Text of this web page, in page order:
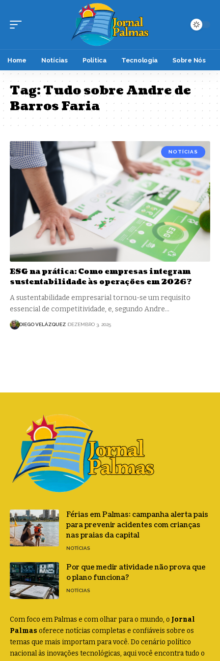
Home Notícias Política Tecnologia Sobre Nós
Tag:Tudo sobre Andre de
Barros Faria
NOTÍCIAS
ESG na prática: Como empresas integram
sustentabilidade às operações em 2026?
A sustentabilidade empresarial tornou-se um requisito
essencial de competitividade, e, segundo Andre…
DIEGO VELÁZQUEZ DEZEMBRO 3, 2025
Férias em Palmas: campanha alerta pais
para prevenir acidentes com crianças
nas praias da capital
NOTÍCIAS
Por que medir atividade não prova que
o plano funciona?
NOTÍCIAS
Com foco em Palmas e com olhar para o mundo, o Jornal
Palmas oferece notícias completas e confiáveis sobre os
temas que mais importam para você. Do cenário político
nacional às inovações tecnológicas, aqui você encontra tudo o